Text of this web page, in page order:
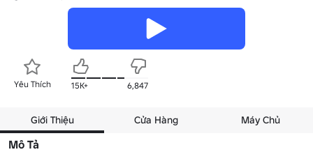
Yêu Thích 15K+ 6,847
Giới Thiệu Cửa Hàng Máy Chủ
Mô Tả